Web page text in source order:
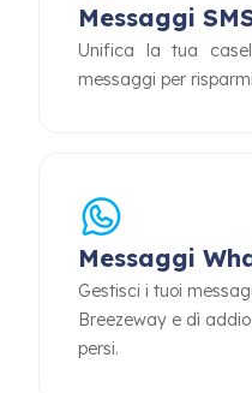
Messaggi
Unifica la tua
messaggi per
Messaggi
Gestisci i tuoi
Breezeway e dì
persi.